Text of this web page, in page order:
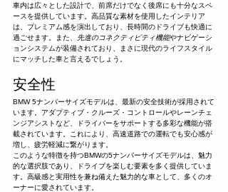
車内は広々とした設計で、前席だけでなく後席にも十分なスペ
ースを提供しています。高品質な素材を使用したインテリア
は、プレミアム感を演出しており、長時間のドライブも快適に
過ごせます。また、 先進のコネクティビティ機能やナビゲーシ
ョンシステムが装備されており、まさに現代のライフスタイル
にマッチした車と言えるでしょう。
安全性
BMW 5ナンバーサイズモデルは、最新の安全技術が採用されて
います。アダプティブ・クルーズ・コントロールやレーンチェ
ンジアシストなど、ドライバーをサポートする多彩な機能が搭
載されています。これにより、高速道路での運転でも安心感が
増し、疲労軽減に繋がります。
このような特徴を持つBMWの5ナンバーサイズモデルは、魅力
的な選択肢であり、ドライブを楽しむ要素を多く提供していま
す。高級感と実用性を兼ね備えた魅力的な車として、多くのオ
ーナーに愛されています。